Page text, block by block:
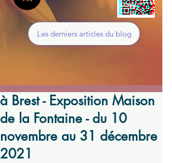
Les derniers articles du blog
à Brest - Exposition Maison
de la Fontaine - du 10
novembre au 31 décembre
2021